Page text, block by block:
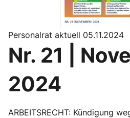
Personalrat aktuell 05.11.2024
Nr. 21 |
2024
ARBEITSRECHT: Kündigung